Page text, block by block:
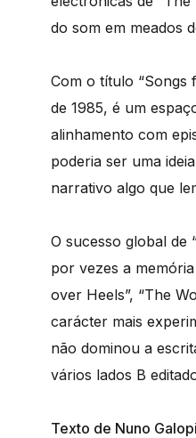
do som em meados
Com o título “Songs
de 1985, é um
alinhamento com
poderia ser uma
narrativo algo que
O sucesso global de
por vezes a
over Heels”, “The
carácter mais
não dominou a
vários lados B
Texto de Nuno